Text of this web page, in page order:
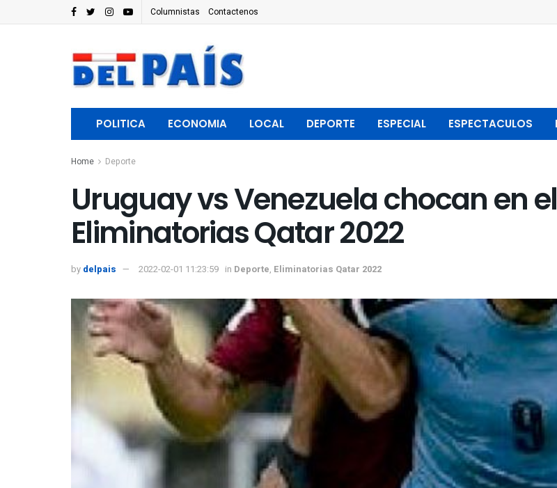
Columnistas Contactenos
POLITICA ECONOMIA LOCAL DEPORTE ESPECIAL ESPECTACULOS
Home Deporte
Uruguay vs Venezuela chocan en
Eliminatorias Qatar 2022
by delpais 2022-02-01 11:23:59 in Deporte, Eliminatorias Qatar 2022